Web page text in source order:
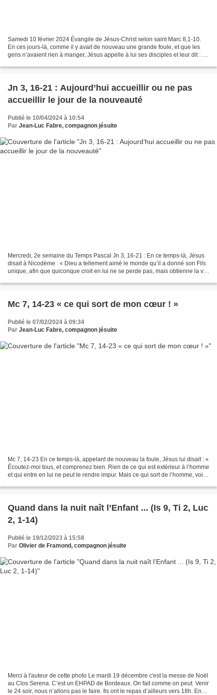
Samedi 10 février 2024 Évangile de Jésus-Christ selon saint Marc 8,1-10.
En ces jours-là, comme il y avait de nouveau une grande foule, et que les
gens n’avaient rien à manger, Jésus appelle à lui ses disciples et leur dit : «
Jn 3, 16-21 : Aujourd’hui accueillir ou ne pas
accueillir le jour de la nouveauté
Publié le 10/04/2024 à 10:54
Par Jean-Luc Fabre, compagnon jésuite
Mercredi, 2e semaine du Temps Pascal Jn 3, 16-21 : En ce temps-là, Jésus
disait à Nicodème : « Dieu a tellement aimé le monde qu’il a donné son Fils
unique, afin que quiconque croit en lui ne se perde pas, mais obtienne la vie
Mc 7, 14-23 « ce qui sort de mon cœur ! »
Publié le 07/02/2024 à 09:34
Par Jean-Luc Fabre, compagnon jésuite
Mc 7, 14-23 En ce temps-là, appelant de nouveau la foule, Jésus lui disait : «
Écoutez-moi tous, et comprenez bien. Rien de ce qui est extérieur à l’homme
et qui entre en lui ne peut le rendre impur. Mais ce qui sort de l’homme, voilà
Quand dans la nuit naît l’Enfant ... (Is 9, Ti 2, Luc
2, 1-14)
Publié le 19/12/2023 à 15:58
Par Olivier de Framond, compagnon jésuite
Merci à l'auteur de cette photo Le mardi 19 décembre c'est la messe de Noël
au Clos Serena. C’est un EHPAD de Bordeaux. On fait comme on peut. Venir
le 24 soir, nous n’allons pas le faire. Ils ont le repas d’ailleurs vers 18h. En